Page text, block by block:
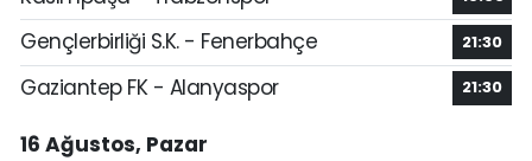
Gençlerbirliği S.K. - Fenerbahçe 21:30
Gaziantep FK - Alanyaspor 21:30
16 Ağustos, Pazar